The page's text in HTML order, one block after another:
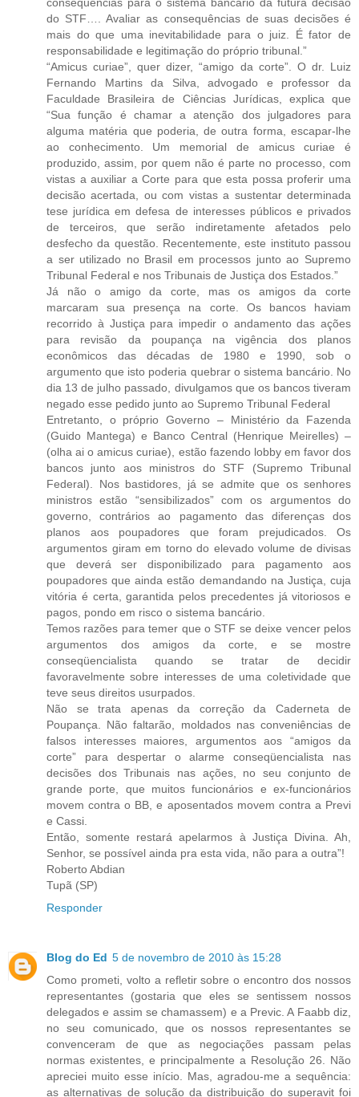
do STF…. Avaliar as consequências de suas decisões é
mais do que uma inevitabilidade para o juiz. É fator de
responsabilidade e legitimação do próprio tribunal.”
“Amicus curiae”, quer dizer, “amigo da corte”. O dr. Luiz
Fernando Martins da Silva, advogado e professor da
Faculdade Brasileira de Ciências Jurídicas, explica que
“Sua função é chamar a atenção dos julgadores para
alguma matéria que poderia, de outra forma, escapar-lhe
ao conhecimento. Um memorial de amicus curiae é
produzido, assim, por quem não é parte no processo, com
vistas a auxiliar a Corte para que esta possa proferir uma
decisão acertada, ou com vistas a sustentar determinada
tese jurídica em defesa de interesses públicos e privados
de terceiros, que serão indiretamente afetados pelo
desfecho da questão. Recentemente, este instituto passou
a ser utilizado no Brasil em processos junto ao Supremo
Tribunal Federal e nos Tribunais de Justiça dos Estados.”
Já não o amigo da corte, mas os amigos da corte
marcaram sua presença na corte. Os bancos haviam
recorrido à Justiça para impedir o andamento das ações
para revisão da poupança na vigência dos planos
econômicos das décadas de 1980 e 1990, sob o
argumento que isto poderia quebrar o sistema bancário. No
dia 13 de julho passado, divulgamos que os bancos tiveram
negado esse pedido junto ao Supremo Tribunal Federal
Entretanto, o próprio Governo – Ministério da Fazenda
(Guido Mantega) e Banco Central (Henrique Meirelles) –
(olha ai o amicus curiae), estão fazendo lobby em favor dos
bancos junto aos ministros do STF (Supremo Tribunal
Federal). Nos bastidores, já se admite que os senhores
ministros estão “sensibilizados” com os argumentos do
governo, contrários ao pagamento das diferenças dos
planos aos poupadores que foram prejudicados. Os
argumentos giram em torno do elevado volume de divisas
que deverá ser disponibilizado para pagamento aos
poupadores que ainda estão demandando na Justiça, cuja
vitória é certa, garantida pelos precedentes já vitoriosos e
pagos, pondo em risco o sistema bancário.
Temos razões para temer que o STF se deixe vencer pelos
argumentos dos amigos da corte, e se mostre
conseqüencialista quando se tratar de decidir
favoravelmente sobre interesses de uma coletividade que
teve seus direitos usurpados.
Não se trata apenas da correção da Caderneta de
Poupança. Não faltarão, moldados nas conveniências de
falsos interesses maiores, argumentos aos “amigos da
corte” para despertar o alarme conseqüencialista nas
decisões dos Tribunais nas ações, no seu conjunto de
grande porte, que muitos funcionários e ex-funcionários
movem contra o BB, e aposentados movem contra a Previ
e Cassi.
Então, somente restará apelarmos à Justiça Divina. Ah,
Senhor, se possível ainda pra esta vida, não para a outra”!
Roberto Abdian
Tupã (SP)
Responder
Blog do Ed 5 de novembro de 2010 às 15:28
Como prometi, volto a refletir sobre o encontro dos nossos
representantes (gostaria que eles se sentissem nossos
delegados e assim se chamassem) e a Previc. A Faabb diz,
no seu comunicado, que os nossos representantes se
convenceram de que as negociações passam pelas
normas existentes, e principalmente a Resolução 26. Não
apreciei muito esse início. Mas, agradou-me a sequência:
as alternativas de solução da distribuição do superavit foi